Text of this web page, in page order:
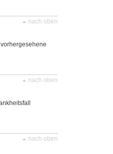
nach oben
nach oben
nach oben